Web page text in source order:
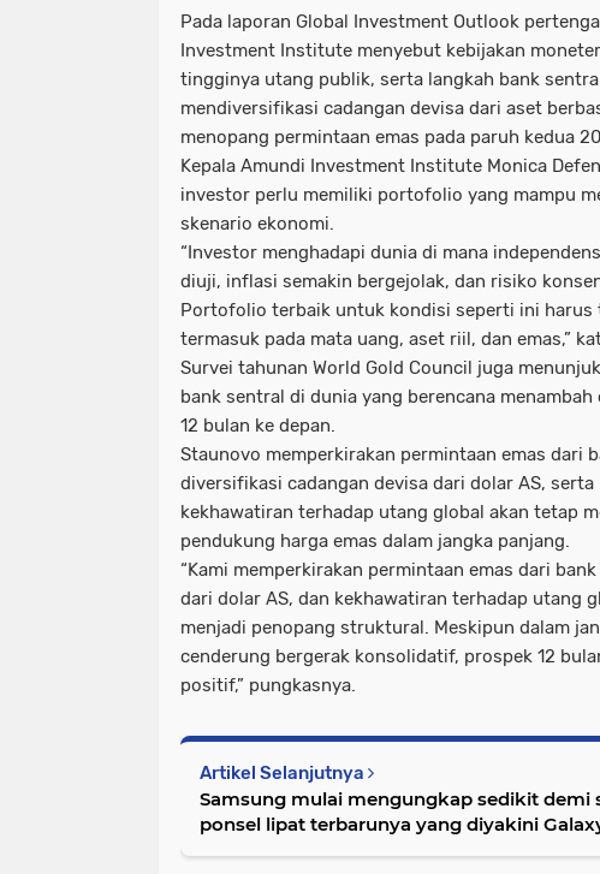
Pada laporan Global Investment Outlook
Investment Institute menyebut kebijakan
tingginya utang publik, serta langkah bank
mendiversifikasi cadangan devisa dari aset
menopang permintaan emas pada paruh kedua
Kepala Amundi Investment Institute Monica
investor perlu memiliki portofolio yang mampu
skenario ekonomi.
“Investor menghadapi dunia di mana
diuji, inflasi semakin bergejolak, dan risiko
Portofolio terbaik untuk kondisi seperti ini harus
termasuk pada mata uang, aset riil, dan emas,”
Survei tahunan World Gold Council juga
bank sentral di dunia yang berencana menambah
12 bulan ke depan.
Staunovo memperkirakan permintaan emas dari
diversifikasi cadangan devisa dari dolar AS,
kekhawatiran terhadap utang global akan tetap
pendukung harga emas dalam jangka panjang.
“Kami memperkirakan permintaan emas dari
dari dolar AS, dan kekhawatiran terhadap utang
menjadi penopang struktural. Meskipun dalam
cenderung bergerak konsolidatif, prospek 12
positif,” pungkasnya.
Artikel Selanjutnya
Samsung mulai mengungkap sedikit demi
ponsel lipat terbarunya yang diyakini